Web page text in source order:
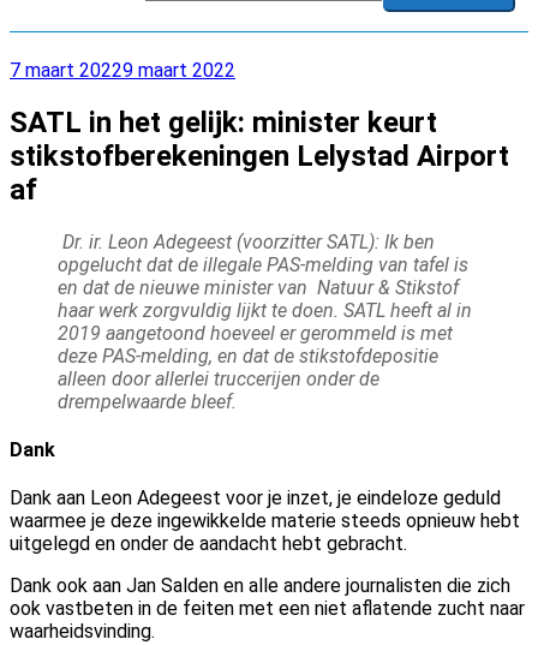
Geplaatst
7 maart 20229 maart 2022
SATL in het gelijk: minister keurt
stikstofberekeningen Lelystad Airport
af
Dr. ir. Leon Adegeest (voorzitter SATL): Ik ben
opgelucht dat de illegale PAS-melding van tafel is
en dat de nieuwe minister van Natuur & Stikstof
haar werk zorgvuldig lijkt te doen. SATL heeft al in
2019 aangetoond hoeveel er gerommeld is met
deze PAS-melding, en dat de stikstofdepositie
alleen door allerlei truccerijen onder de
drempelwaarde bleef.
Dank
Dank aan Leon Adegeest voor je inzet, je eindeloze geduld
waarmee je deze ingewikkelde materie steeds opnieuw hebt
uitgelegd en onder de aandacht hebt gebracht.
Dank ook aan Jan Salden en alle andere journalisten die zich
ook vastbeten in de feiten met een niet aflatende zucht naar
waarheidsvinding.